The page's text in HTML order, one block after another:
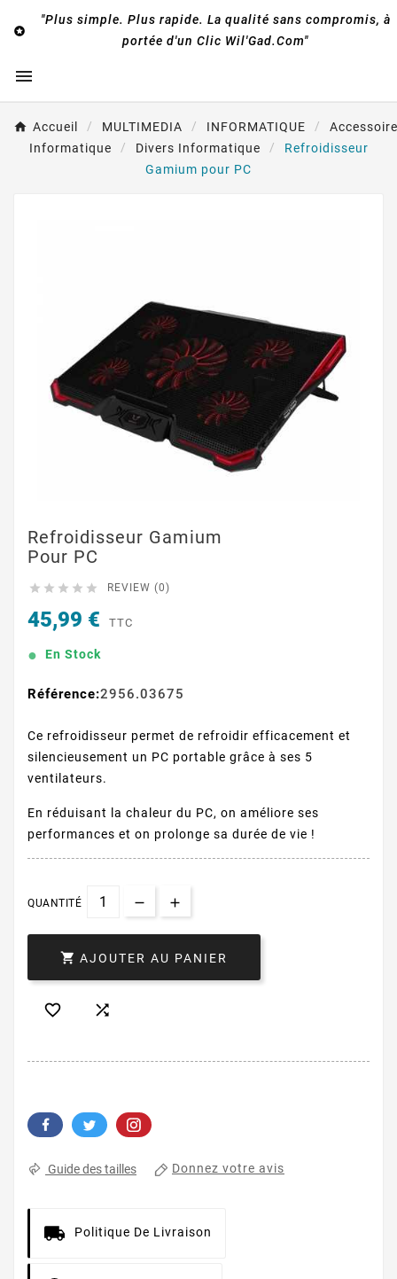

"Plus simple. Plus rapide. La qualité sans compromis, à
portée d'un Clic Wil'Gad.Com"

Accueil MULTIMEDIA INFORMATIQUE
Informatique
Divers Informatique
Refroidisseur
Gamium pour PC
Refroidisseur Gamium
Pour PC
     REVIEW (0)
45,99 € TTC
En Stock
Référence:2956.03675
Ce refroidisseur permet de refroidir efficacement et
silencieusement un PC portable grâce à ses 5
ventilateurs.
En réduisant la chaleur du PC, on améliore ses
performances et on prolonge sa durée de vie !
QUANTITÉ
 AJOUTER AU PANIER
 
Guide des tailles Donnez votre avis
Politique De Livraison